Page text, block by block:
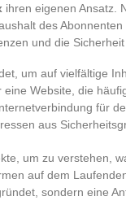
ihren eigenen Ansatz.
des
und die
um auf vielfältige
eine Website, die
für
aus
um zu verstehen,
auf dem
sondern eine